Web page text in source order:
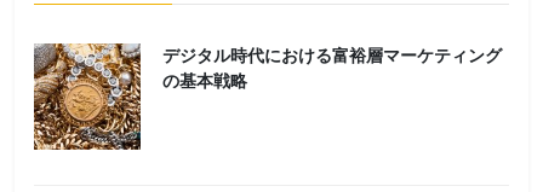
デジタル時代における富裕層マーケティング
の基本戦略